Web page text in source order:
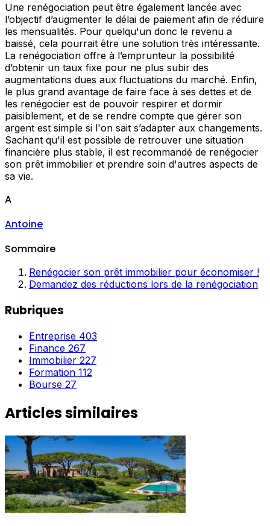
Une renégociation peut être également lancée avec
l’objectif d’augmenter le délai de paiement afin de réduire
les mensualités. Pour quelqu'un donc le revenu a
baissé, cela pourrait être une solution très intéressante.
La renégociation offre à l’emprunteur la possibilité
d’obtenir un taux fixe pour ne plus subir des
augmentations dues aux fluctuations du marché. Enfin,
le plus grand avantage de faire face à ses dettes et de
les renégocier est de pouvoir respirer et dormir
paisiblement, et de se rendre compte que gérer son
argent est simple si l'on sait s’adapter aux changements.
Sachant qu'il est possible de retrouver une situation
financière plus stable, il est recommandé de renégocier
son prêt immobilier et prendre soin d'autres aspects de
sa vie.
A
Antoine
Sommaire
Renégocier son prêt immobilier pour économiser !
Demandez des réductions lors de la renégociation
Rubriques
Entreprise 403
Finance 267
Immobilier 227
Formation 112
Bourse 27
Articles similaires